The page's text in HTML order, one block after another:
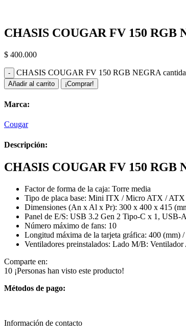
CHASIS COUGAR FV 150 RGB
$ 400.000
CHASIS COUGAR FV 150 RGB NEGRA
Añadir al carrito ¡Comprar!
Marca:
Cougar
Descripción:
CHASIS COUGAR FV 150 RGB
Factor de forma de la caja: Torre media
Tipo de placa base: Mini ITX / Micro ATX / ATX
Dimensiones (An x Al x Pr): 300 x 400 x 415
Panel de E/S: USB 3.2 Gen 2 Tipo-C x 1, USB-
Número máximo de fans: 10
Longitud máxima de la tarjeta gráfica: 400 (mm)
Ventiladores preinstalados: Lado M/B:
Comparte en:
10 ¡Personas han visto este producto!
Métodos de pago:
Información de contacto